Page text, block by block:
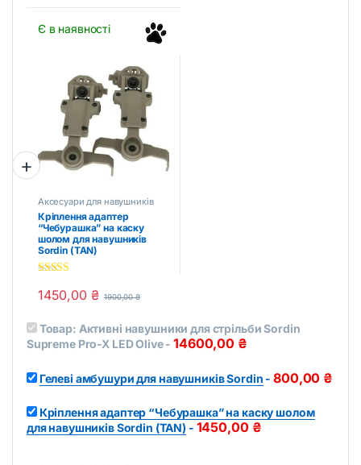
Є в наявності
Аксесуари для навушників
Кріплення адаптер
“Чебурашка” на каску
шолом для навушників
Sordin (TAN)
51450,00 ₴ 1900,00₴
Товар: Активні навушники для стрільби Sordin
Supreme Pro-X LED Olive-14600,00 ₴
Гелеві амбушури для навушників Sordin -800,00 ₴
Кріплення адаптер “Чебурашка” на каску шолом
для навушників Sordin (TAN) - 1450,00 ₴